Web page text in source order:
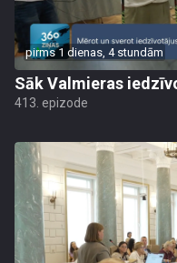
pirms 1 dienas, 4 stundām
Sāk Valmieras
413. epizode